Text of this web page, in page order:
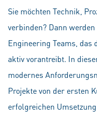
Sie möchten Technik,
verbinden? Dann
Engineering Teams,
aktiv vorantreibt. In
modernes
Projekte von der ersten
erfolgreichen